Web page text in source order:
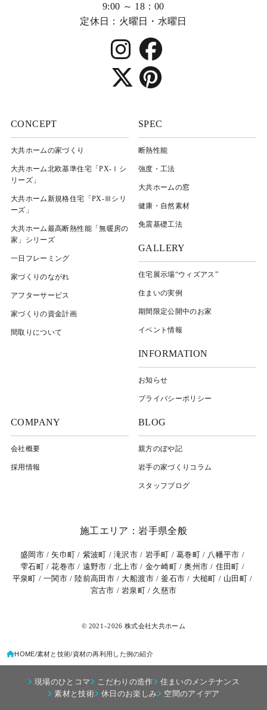
9:00 ～ 18：00
定休日：火曜日・水曜日
CONCEPT
大共ホームの家づくり
大共ホーム北欧基準住宅「PX-Ⅰシ
リーズ」
大共ホーム新規格住宅「PX-Ⅲシリ
ーズ」
大共ホーム最高断熱性能「無暖房の
家」シリーズ
一日フレーミング
家づくりのながれ
アフターサービス
家づくりの資金計画
間取りについて
SPEC
断熱性能
強度・工法
大共ホームの窓
健康・自然素材
免震基礎工法
GALLERY
住宅展示場“ウィズアス”
住まいの実例
期間限定公開中のお家
イベント情報
INFORMATION
お知らせ
プライバシーポリシー
COMPANY
会社概要
採用情報
BLOG
親方のぼや記
岩⼿の家づくりコラム
スタッフブログ
施工エリア：岩手県全般
盛岡市 矢巾町 紫波町 滝沢市 岩手町 葛巻町
八幡平市
雫石町
花巻市 遠野市 北上市 金ケ崎町 奥州市
住田町
平泉町
一関市 陸前高田市 大船渡市 釜石市 大槌町
山田町
宮古市
岩泉町 久慈市
© 2021–2026 株式会社大共ホーム
HOME 素材と技術 資材の再利用した例の紹介
現場のひとコマ こだわりの造作
住まいのメンテナンス
素材と技術
休⽇のお楽しみ 空間のアイデア